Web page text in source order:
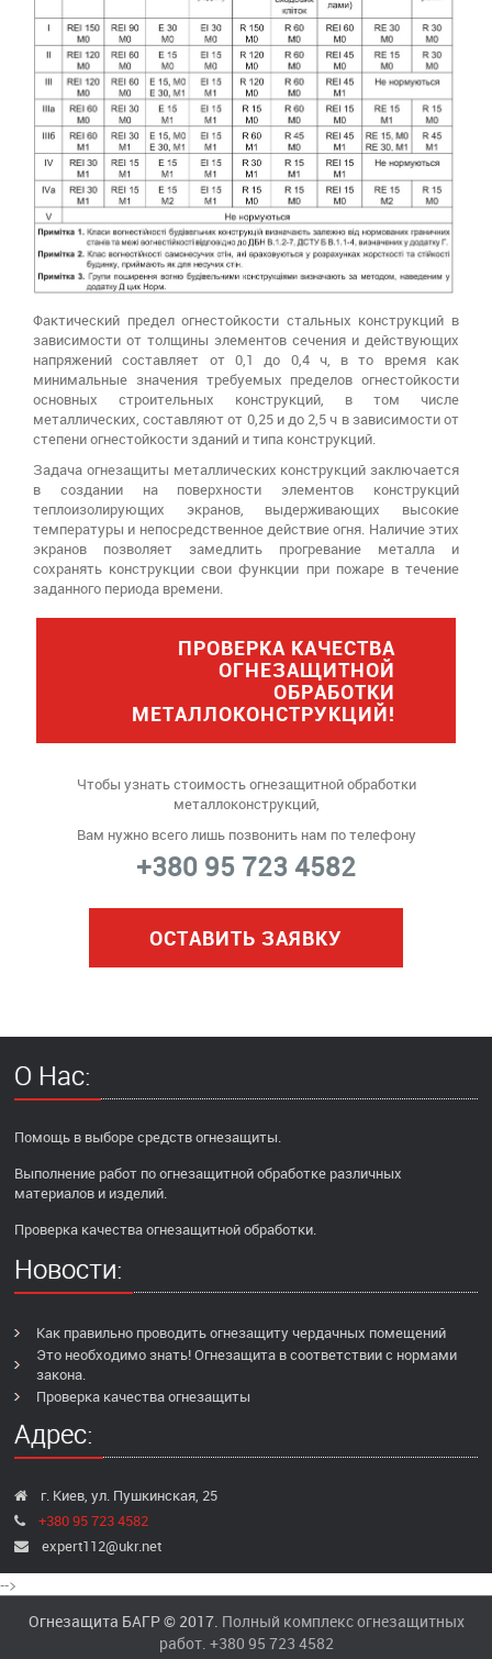
Фактический предел огнестойкости стальных конструкций в
зависимости от толщины элементов сечения и действующих
напряжений составляет от 0,1 до 0,4 ч, в то время как
минимальные значения требуемых пределов огнестойкости
основных строительных конструкций, в том числе
металлических, составляют от 0,25 и до 2,5 ч в зависимости от
степени огнестойкости зданий и типа конструкций.
Задача огнезащиты металлических конструкций заключается
в создании на поверхности элементов конструкций
теплоизолирующих экранов, выдерживающих высокие
температуры и непосредственное действие огня. Наличие этих
экранов позволяет замедлить прогревание металла и
сохранять конструкции свои функции при пожаре в течение
заданного периода времени.
ПРОВЕРКА КАЧЕСТВА
ОГНЕЗАЩИТНОЙ
ОБРАБОТКИ
МЕТАЛЛОКОНСТРУКЦИЙ!
Чтобы узнать стоимость огнезащитной обработки
металлоконструкций,
Вам нужно всего лишь позвонить нам по телефону
+380 95 723 4582
ОСТАВИТЬ ЗАЯВКУ
О Нас:
Помощь в выборе средств огнезащиты.
Выполнение работ по огнезащитной обработке различных
материалов и изделий.
Проверка качества огнезащитной обработки.
Новости:
Как правильно проводить огнезащиту чердачных помещений
Это необходимо знать! Огнезащита в соответствии с нормами
закона.
Проверка качества огнезащиты
Адрес:
г. Киев, ул. Пушкинская, 25
+380 95 723 4582
expert112@ukr.net
-->
Огнезащита БАГР © 2017. Полный комплекс огнезащитных
работ. +380 95 723 4582